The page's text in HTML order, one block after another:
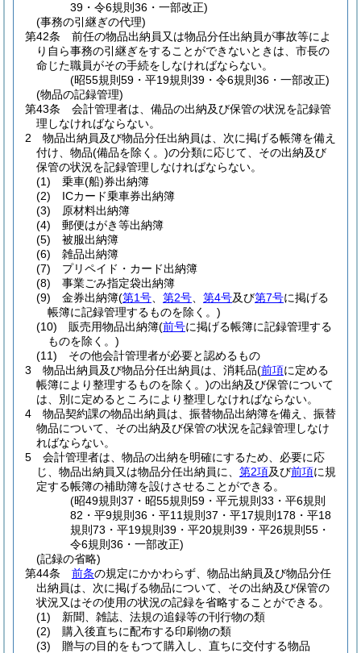
39・令6規則36・一部改正)
(事務の引継ぎの代理)
第42条
前任の物品出納員又は物品分任出納員が事故等によ
り自ら事務の引継ぎをすることができないときは、市長の
命じた職員がその手続をしなければならない。
(昭55規則59・平19規則39・令6規則36・一部改正)
(物品の記録管理)
第43条
会計管理者は、備品の出納及び保管の状況を記録管
理しなければならない。
2
物品出納員及び物品分任出納員は、次に掲げる帳簿を備え
付け、物品(備品を除く。)の分類に応じて、その出納及び
保管の状況を記録管理しなければならない。
(1)
乗車(船)券出納簿
(2)
ICカード乗車券出納簿
(3)
原材料出納簿
(4)
郵便はがき等出納簿
(5)
被服出納簿
(6)
雑品出納簿
(7)
プリペイド・カード出納簿
(8)
事業ごみ指定袋出納簿
(9)
金券出納簿(第1号 第2号 第4号及び第7号に掲げる
帳簿に記録管理するものを除く。)
(10)
販売用物品出納簿(前号に掲げる帳簿に記録管理する
ものを除く。)
(11)
その他会計管理者が必要と認めるもの
3
物品出納員及び物品分任出納員は、消耗品(前項に定める
帳簿により整理するものを除く。)の出納及び保管について
は、別に定めるところにより整理しなければならない。
4
物品契約課の物品出納員は、振替物品出納簿を備え、振替
物品について、その出納及び保管の状況を記録管理しなけ
ればならない。
5
会計管理者は、物品の出納を明確にするため、必要に応
じ、物品出納員又は物品分任出納員に、 第2項及び前項に規
定する帳簿の補助簿を設けさせることができる。
(昭49規則37・昭55規則59・平元規則33・平6規則
82・平9規則36・平11規則37・平17規則178・平18
規則73・平19規則39・平20規則39・平26規則55・
令6規則36・一部改正)
(記録の省略)
第44条
前条の規定にかかわらず、物品出納員及び物品分任
出納員は、次に掲げる物品について、その出納及び保管の
状況又はその使用の状況の記録を省略することができる。
(1)
新聞、雑誌、法規の追録等の刊行物の類
(2)
購入後直ちに配布する印刷物の類
(3)
贈与の目的をもつて購入し、直ちに交付する物品